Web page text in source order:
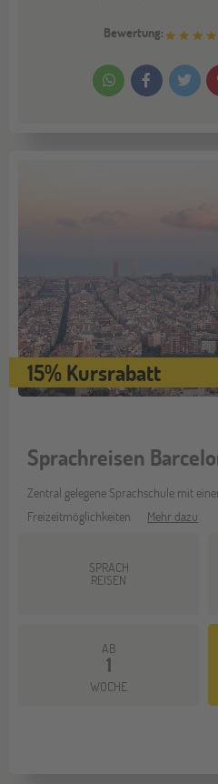
Bewertung:
15% Kursrabatt
Sprachreisen
Zentral gelegene Sprachschule mit
Freizeitmöglichkeiten
Mehr dazu
SPRACH
REISEN
AB
1
WOCHE